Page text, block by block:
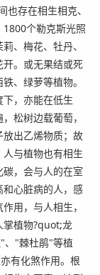
存在相生相克、
个勒克斯光照
、梅花、牡丹、
。或无果结或死
、绿萝等植物。
，亦能在低生
松树边载葡萄，
出乙烯物质；故
与植物也有相生
，会与人的在室
心脏病的人，感
用，与人相生，
掌植物?quot;龙
、"棘杜鹃"等植
有化煞作用。根